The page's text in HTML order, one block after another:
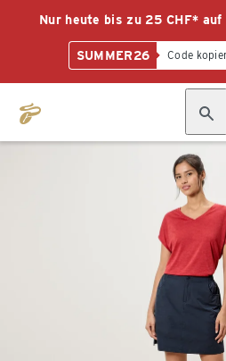
Nur heute bis zu 25 CHF*
SUMMER26 Code